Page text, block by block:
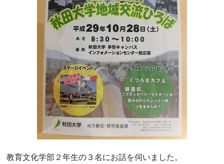
教育文化学部２年生の３名にお話を伺いました。